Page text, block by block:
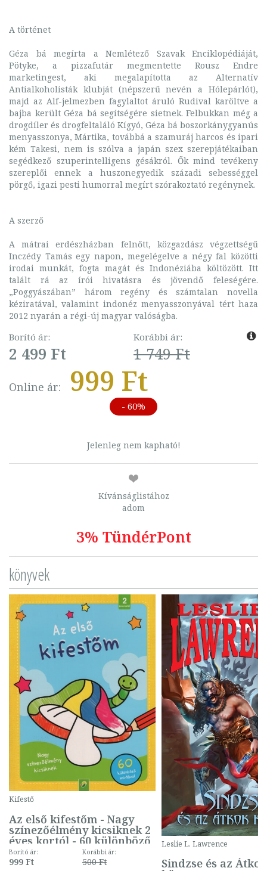
A történet
Géza bá megírta a Nemlétező Szavak Enciklopédiáját,
Pötyke, a pizzafutár megmentette Rousz Endre
marketingest, aki megalapította az Alternatív
Antialkoholisták klubját (népszerű nevén a Hólepárlót),
majd az Alf-jelmezben fagylaltot áruló Rudival karöltve a
bajba került Géza bá segítségére sietnek. Felbukkan még a
drogdíler és drogfeltaláló Kígyó, Géza bá boszorkánygyanús
menyasszonya, Mártika, továbbá a szamuráj harcos és ipari
kém Takesi, nem is szólva a japán szex szerepjátékaiban
segédkező szuperintelligens gésákról. Ők mind tevékeny
szereplői ennek a huszonegyedik századi sebességgel
pörgő, igazi pesti humorral megírt szórakoztató regénynek.
A szerző
A mátrai erdészházban felnőtt, közgazdász végzettségű
Inczédy Tamás egy napon, megelégelve a négy fal közötti
irodai munkát, fogta magát és Indonéziába költözött. Itt
talált rá az írói hivatásra és jövendő feleségére.
„Poggyászában” három regény és számtalan novella
kéziratával, valamint indonéz menyasszonyával tért haza
2012 nyarán a régi-új magyar valóságba.
Borító ár:
2 499 Ft
Korábbi ár:
1 749 Ft
Online ár: 999 Ft
- 60%
Jelenleg nem kapható!
Kívánságlistához
adom
3% TündérPont
könyvek
Kifestő
Az első kifestőm - Nagy
színezőélmény kicsiknek 2
éves kortól - 60 különböző
mintával (gombás)
Borító ár:
999 Ft
Korábbi ár:
500 Ft
Leslie L. Lawrence
Sindzse és az Átkok